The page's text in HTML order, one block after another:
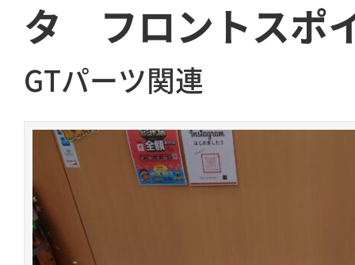
タ フロントスポ
GTパーツ関連